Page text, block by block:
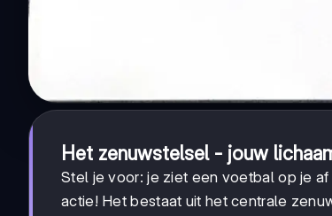
Het zenuwstelsel - jouw
Stel je voor: je ziet een voetbal op je
actie! Het bestaat uit het centrale